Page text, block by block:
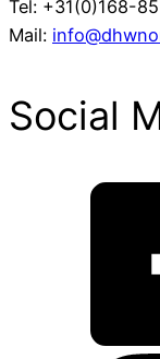
Tel: +31(0)168-
Mail:
Social